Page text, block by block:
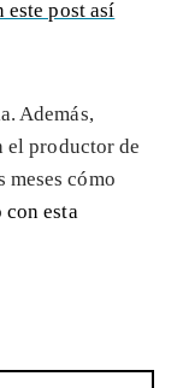
este post así
Además,
el productor de
cómo
con esta